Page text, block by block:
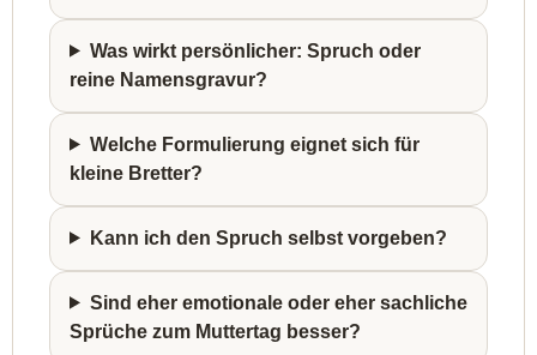
Was wirkt persönlicher: Spruch oder
reine Namensgravur?
Welche Formulierung eignet sich für
kleine Bretter?
Kann ich den Spruch selbst vorgeben?
Sind eher emotionale oder eher sachliche
Sprüche zum Muttertag besser?